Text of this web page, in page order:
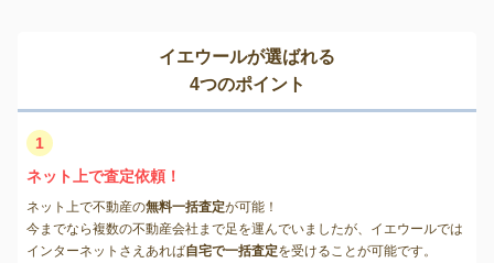
イエウールが選ばれる
4つのポイント
1
ネット上で査定依頼！
ネット上で不動産の無料一括査定が可能！
今までなら複数の不動産会社まで足を運んでいましたが、イエウールでは
インターネットさえあれば自宅で一括査定を受けることが可能です。